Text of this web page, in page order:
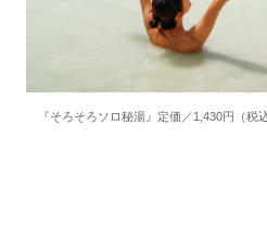
『そろそろソロ秘湯』定価／1,430円（